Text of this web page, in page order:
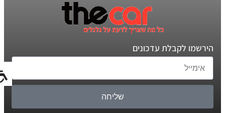
הירשמו לקבלת עדכונים
שליחה